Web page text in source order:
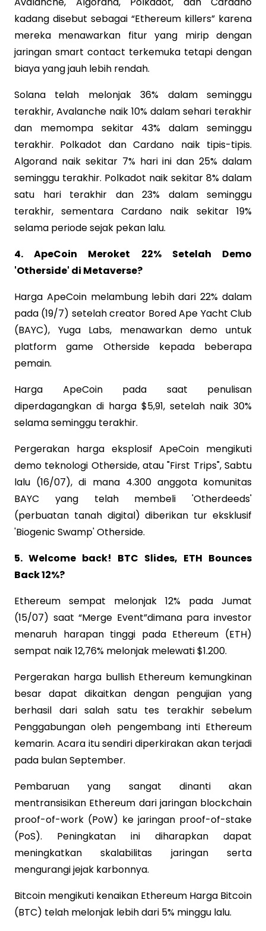
kadang disebut sebagai “Ethereum killers” karena
mereka menawarkan fitur yang mirip dengan
jaringan smart contact terkemuka tetapi dengan
biaya yang jauh lebih rendah.
Solana telah melonjak 36% dalam seminggu
terakhir, Avalanche naik 10% dalam sehari terakhir
dan memompa sekitar 43% dalam seminggu
terakhir. Polkadot dan Cardano naik tipis-tipis.
Algorand naik sekitar 7% hari ini dan 25% dalam
seminggu terakhir. Polkadot naik sekitar 8% dalam
satu hari terakhir dan 23% dalam seminggu
terakhir, sementara Cardano naik sekitar 19%
selama periode sejak pekan lalu.
4. ApeCoin Meroket 22% Setelah Demo
'Otherside' di Metaverse?
Harga ApeCoin melambung lebih dari 22% dalam
pada (19/7) setelah creator Bored Ape Yacht Club
(BAYC), Yuga Labs, menawarkan demo untuk
platform game Otherside kepada beberapa
pemain.
Harga ApeCoin pada saat penulisan
diperdagangkan di harga $5,91, setelah naik 30%
selama seminggu terakhir.
Pergerakan harga eksplosif ApeCoin mengikuti
demo teknologi Otherside, atau "First Trips", Sabtu
lalu (16/07), di mana 4.300 anggota komunitas
BAYC yang telah membeli 'Otherdeeds'
(perbuatan tanah digital) diberikan tur eksklusif
'Biogenic Swamp' Otherside.
5. Welcome back! BTC Slides, ETH Bounces
Back 12%?
Ethereum sempat melonjak 12% pada Jumat
(15/07) saat “Merge Event”dimana para investor
menaruh harapan tinggi pada Ethereum (ETH)
sempat naik 12,76% melonjak melewati $1.200.
Pergerakan harga bullish Ethereum kemungkinan
besar dapat dikaitkan dengan pengujian yang
berhasil dari salah satu tes terakhir sebelum
Penggabungan oleh pengembang inti Ethereum
kemarin. Acara itu sendiri diperkirakan akan terjadi
pada bulan September.
Pembaruan yang sangat dinanti akan
mentransisikan Ethereum dari jaringan blockchain
proof-of-work (PoW) ke jaringan proof-of-stake
(PoS). Peningkatan ini diharapkan dapat
meningkatkan skalabilitas jaringan serta
mengurangi jejak karbonnya.
Bitcoin mengikuti kenaikan Ethereum Harga Bitcoin
(BTC) telah melonjak lebih dari 5% minggu lalu.